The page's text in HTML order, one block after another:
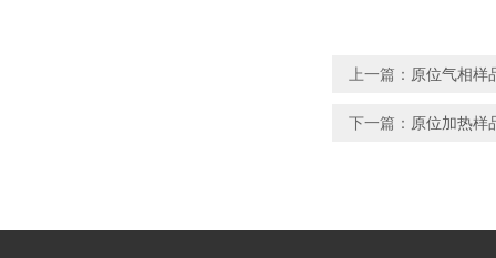
上一篇： 原位气相样
下一篇： 原位加热样